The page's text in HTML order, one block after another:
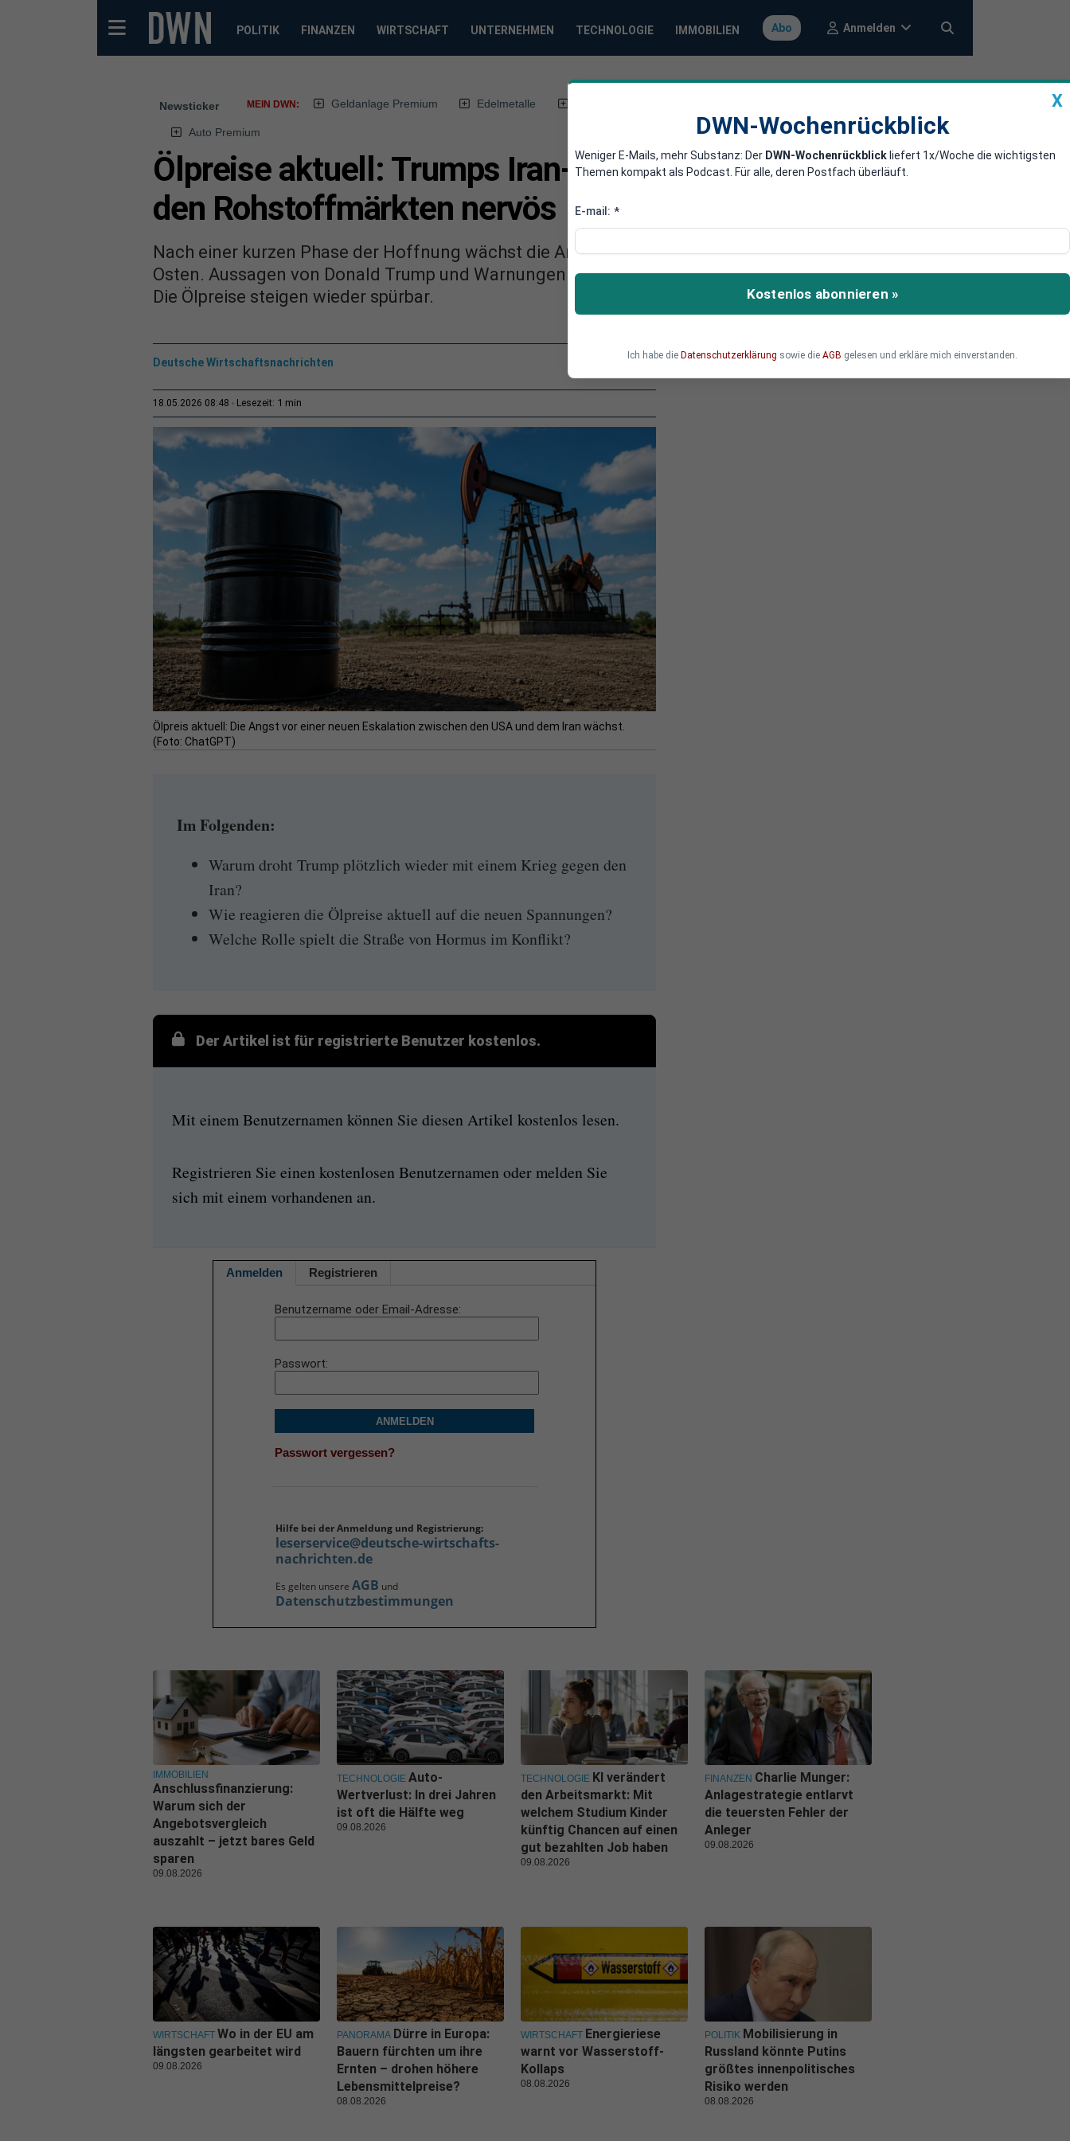
POLITIK FINANZEN WIRTSCHAFT UNTERNEHMEN TECHNOLOGIE IMMOBILIEN Abo Anmelden
Newsticker MEIN DWN: Geldanlage Premium Edelmetalle
Auto Premium
Ölpreise aktuell: Trumps Iran-Kurs macht Anleger an
den Rohstoffmärkten nervös
Nach einer kurzen Phase der Hoffnung wächst die Angst vor einer neuen Zuspitzung im Nahen
Osten. Aussagen von Donald Trump und Warnungen aus dem Iran bewegen die Märkte deutlich.
Die Ölpreise steigen wieder spürbar.
Deutsche Wirtschaftsnachrichten
18.05.2026 08:48 Lesezeit: 1 min
Ölpreis aktuell: Die Angst vor einer neuen Eskalation zwischen den USA und dem Iran wächst.
(Foto: ChatGPT)
Im Folgenden:
Warum droht Trump plötzlich wieder mit einem Krieg gegen den
Iran?
Wie reagieren die Ölpreise aktuell auf die neuen Spannungen?
Welche Rolle spielt die Straße von Hormus im Konflikt?
Der Artikel ist für registrierte Benutzer kostenlos.
Mit einem Benutzernamen können Sie diesen Artikel kostenlos lesen.
Registrieren Sie einen kostenlosen Benutzernamen oder melden Sie
sich mit einem vorhandenen an.
Anmelden Registrieren
Benutzername oder Email-Adresse
Passwort
ANMELDEN
Passwort vergessen?
Hilfe bei der Anmeldung und Registrierung:
leserservice@deutsche-wirtschafts-
nachrichten.de
Es gelten unsere AGB und
Datenschutzbestimmungen
X
DWN-Wochenrückblick
Weniger E-Mails, mehr Substanz: Der DWN-Wochenrückblick liefert 1x/Woche die wichtigsten
Themen kompakt als Podcast. Für alle, deren Postfach überläuft.
E-mail: *
Kostenlos abonnieren »
Ich habe die Datenschutzerklärung sowie die AGB gelesen und erkläre mich einverstanden.
IMMOBILIEN
Anschlussfinanzierung:
Warum sich der
Angebotsvergleich
auszahlt – jetzt bares Geld
sparen
09.08.2026
TECHNOLOGIE Auto-
Wertverlust: In drei Jahren
ist oft die Hälfte weg
09.08.2026
TECHNOLOGIE KI verändert
den Arbeitsmarkt: Mit
welchem Studium Kinder
künftig Chancen auf einen
gut bezahlten Job haben
09.08.2026
FINANZEN Charlie Munger:
Anlagestrategie entlarvt
die teuersten Fehler der
Anleger
09.08.2026
WIRTSCHAFT Wo in der EU am
längsten gearbeitet wird
09.08.2026
PANORAMA Dürre in Europa:
Bauern fürchten um ihre
Ernten – drohen höhere
Lebensmittelpreise?
08.08.2026
WIRTSCHAFT Energieriese
warnt vor Wasserstoff-
Kollaps
08.08.2026
POLITIK Mobilisierung in
Russland könnte Putins
größtes innenpolitisches
Risiko werden
08.08.2026